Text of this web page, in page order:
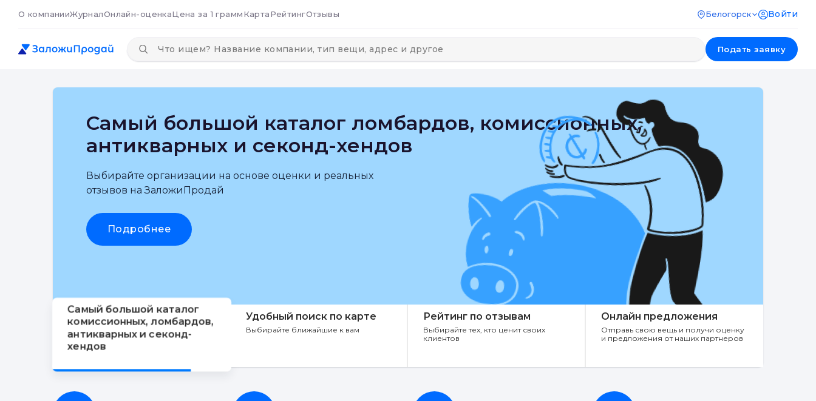
О компанииЖурналОнлайн-оценкаЦена за 1 граммКартаРейтингОтзывы Белогорск Войти
Подать заявку
Самый большой каталог ломбардов, комиссионных,
антикварных и секонд-хендов
Выбирайте организации на основе оценки и реальных
отзывов на ЗаложиПродай
Подробнее
Самый большой каталог
комиссионных, ломбардов,
антикварных и секонд-
хендов
Удобный поиск по карте
Выбирайте ближайшие к вам
Рейтинг по отзывам
Выбирайте тех, кто ценит своих
клиентов
Онлайн предложения
Отправь свою вещь и получи оценку
и предложения от наших партнеров